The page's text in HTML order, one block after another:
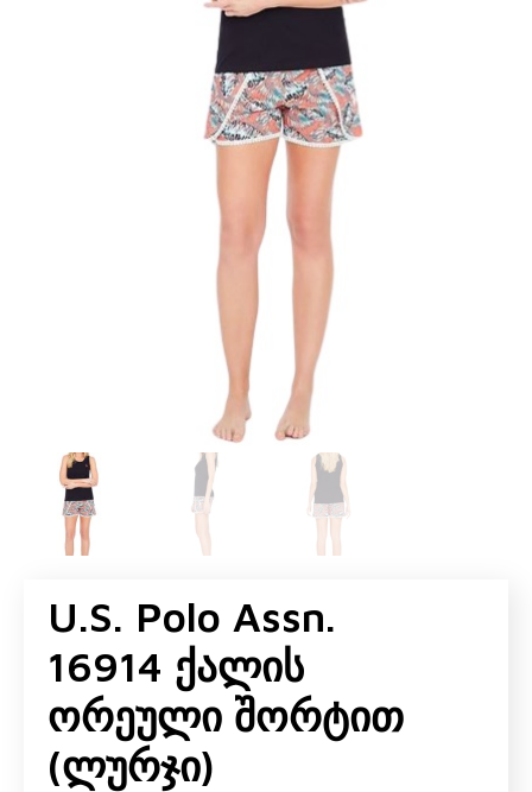
U.S. Polo Assn.
16914 Ქალის
Ორეული Შორტით
(ლურჯი)